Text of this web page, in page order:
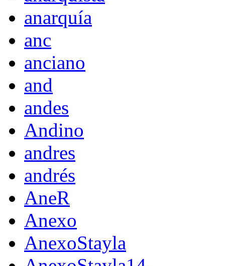
anarquía
anc
anciano
and
andes
Andino
andres
andrés
AneR
Anexo
AnexoStayla